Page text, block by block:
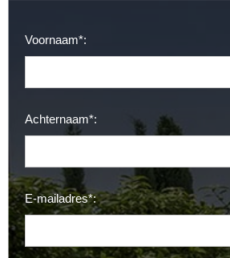
Voornaam*:
Achternaam*:
E-mailadres*: